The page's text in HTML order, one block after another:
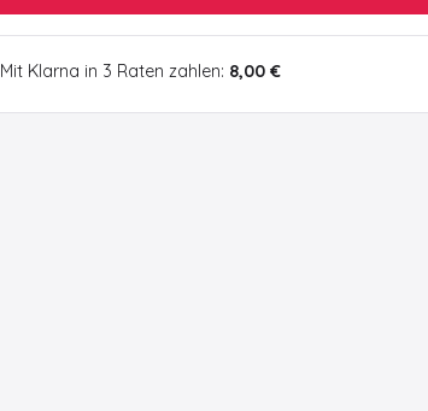
Mit Klarna in 3 Raten zahlen: 8,00 €